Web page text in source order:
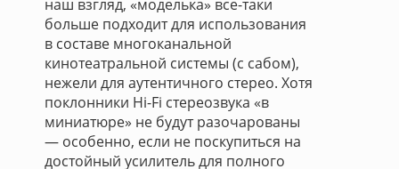
наш взгляд, «моделька» все-таки
больше подходит для использования
в составе многоканальной
кинотеатральной системы (с сабом),
нежели для аутентичного стерео. Хотя
поклонники Hi-Fi стереозвука «в
миниатюре» не будут разочарованы
— особенно, если не поскупиться на
достойный усилитель для полного